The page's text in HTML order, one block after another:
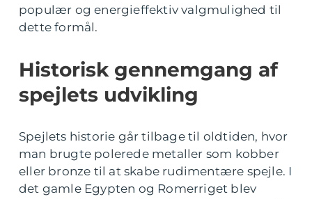
populær og energieffektiv valgmulighed til
dette formål.
Historisk gennemgang af
spejlets udvikling
Spejlets historie går tilbage til oldtiden, hvor
man brugte polerede metaller som kobber
eller bronze til at skabe rudimentære spejle. I
det gamle Egypten og Romerriget blev